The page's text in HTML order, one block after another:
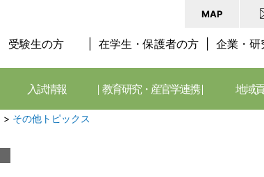
MAP
受験生の方 在学生・保護者の方 企業・研
入試情報 教育研究・産官学連携 地域
> その他トピックス